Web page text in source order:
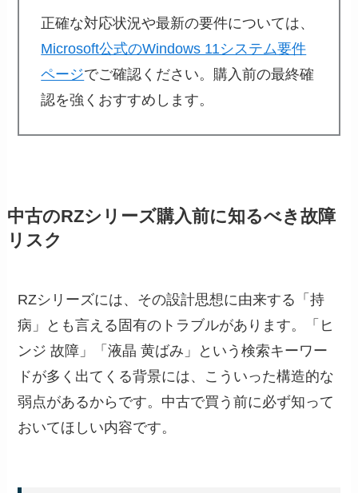
正確な対応状況や最新の要件については、
Microsoft公式のWindows 11システム要件
ページでご確認ください。購入前の最終確
認を強くおすすめします。
中古のRZシリーズ購入前に知るべき故障
リスク
RZシリーズには、その設計思想に由来する「持
病」とも言える固有のトラブルがあります。「ヒ
ンジ 故障」「液晶 黄ばみ」という検索キーワー
ドが多く出てくる背景には、こういった構造的な
弱点があるからです。中古で買う前に必ず知って
おいてほしい内容です。